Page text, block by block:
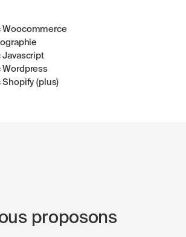
Woocommerce
Wordpress
(plus)
proposons